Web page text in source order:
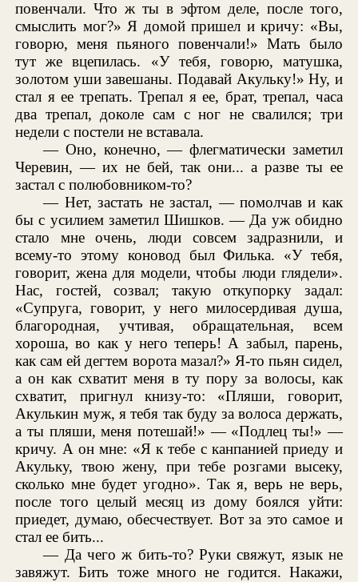
повенчали. Что ж ты в эфтом деле, после того,
смыслить мог?» Я домой пришел и кричу: «Вы,
говорю, меня пьяного повенчали!» Мать было
тут же вцепилась. «У тебя, говорю, матушка,
золотом уши завешаны. Подавай Акульку!» Ну, и
стал я ее трепать. Трепал я ее, брат, трепал, часа
два трепал, доколе сам с ног не свалился; три
недели с постели не вставала.
— Оно, конечно, — флегматически заметил
Черевин, — их не бей, так они... а разве ты ее
застал с полюбовником-то?
— Нет, застать не застал, — помолчав и как
бы с усилием заметил Шишков. — Да уж обидно
стало мне очень, люди совсем задразнили, и
всему-то этому коновод был Филька. «У тебя,
говорит, жена для модели, чтобы люди глядели».
Нас, гостей, созвал; такую откупорку задал:
«Супруга, говорит, у него милосердивая душа,
благородная, учтивая, обращательная, всем
хороша, во как у него теперь! А забыл, парень,
как сам ей дегтем ворота мазал?» Я-то пьян сидел,
а он как схватит меня в ту пору за волосы, как
схватит, пригнул книзу-то: «Пляши, говорит,
Акулькин муж, я тебя так буду за волоса держать,
а ты пляши, меня потешай!» — «Подлец ты!» —
кричу. А он мне: «Я к тебе с канпанией приеду и
Акульку, твою жену, при тебе розгами высеку,
сколько мне будет угодно». Так я, верь не верь,
после того целый месяц из дому боялся уйти:
приедет, думаю, обесчествует. Вот за это самое и
стал ее бить...
— Да чего ж бить-то? Руки свяжут, язык не
завяжут. Бить тоже много не годится. Накажи,